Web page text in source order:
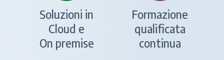
Soluzioni in
Cloud e
On premise
Formazione
qualificata
continua